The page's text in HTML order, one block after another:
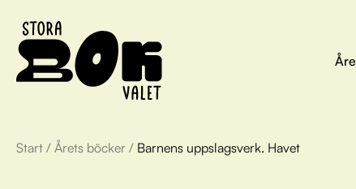
Start / Årets böcker / Barnens uppslagsverk. Havet